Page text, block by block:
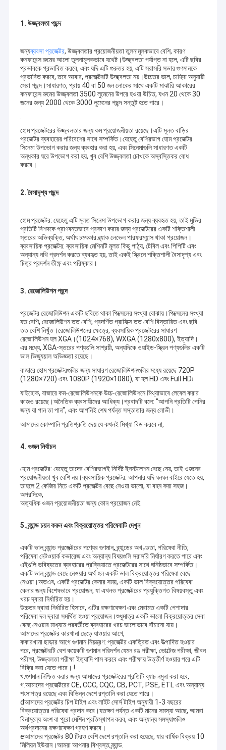
বাড়ি
পণ্য
আমাদের সম্পর্কে
কারখানা ভ্রমণ
মান নিয়ন্ত্রণ
যোগাযোগ করুন
খবর
মামলা
1. উজ্জ্বলতা পছন্দ
জন্যব্যবসা প্রজেক্টর, উজ্জ্বলতার প্রয়োজনীয়তা তুলনামূলকভাবে বেশি, কারণ
কনফারেন্স রুমের আলো তুলনামূলকভাবে যথেষ্ট।উজ্জ্বলতা পর্যাপ্ত না হলে, এটি ছবির
প্রভাবকে প্রভাবিত করবে, এবং যদি এটি গুরুতর হয়, এটি সরাসরি সভার গুণমানকে
প্রভাবিত করবে, তবে আবার, প্রজেক্টরটি উজ্জ্বলতা নয়।উচ্চতর ভাল, চাহিদা অনুযায়ী
সেরা পছন্দ।সাধারণত, প্রায় 40 বা 50 জন লোকের সাথে একটি মাঝারি আকারের
কনফারেন্স রুমের উজ্জ্বলতা 3500 লুমেনের উপরে হওয়া উচিত, যখন 20 থেকে 30
জনের জন্য 2000 থেকে 3000 লুমেনের পছন্দ সন্তুষ্ট হতে পারে।
হোম প্রজেক্টরের উজ্জ্বলতার জন্য কম প্রয়োজনীয়তা রয়েছে।এটি মূলত বাড়ির
প্রজেক্টর ব্যবহারের পরিবেশের সাথে সম্পর্কিত।যেহেতু বেশিরভাগ হোম প্রজেক্টর
সিনেমা উপভোগ করার জন্য ব্যবহার করা হয়, এবং সিনেমাগুলি সাধারণত একটি
অন্ধকার ঘরে উপভোগ করা হয়, খুব বেশি উজ্জ্বলতা চোখকে অস্বস্তিকর বোধ
করবে।
2. বৈসাদৃশ্য পছন্দ
হোম প্রজেক্টর: যেহেতু এটি মূলত সিনেমা উপভোগ করার জন্য ব্যবহৃত হয়, তাই মুভির
প্রতিটি বিশদকে প্রাণবন্তভাবে প্রকাশ করার জন্য প্রজেক্টরের একটি শক্তিশালী
স্তরের অভিব্যক্তি, অর্থাৎ চমৎকার ব্ল্যাক লেভেল পারফরম্যান্স থাকা প্রয়োজন।
ব্যবসায়িক প্রজেক্টর: ব্যবসায়িক মেশিনটি মূলত কিছু পাঠ্য, টেবিল এবং পিপিটি এবং
অন্যান্য নথি প্রদর্শন করতে ব্যবহৃত হয়, তাই একই স্ক্রিনে শক্তিশালী বৈসাদৃশ্য এবং
চিত্র প্রদর্শন তীক্ষ্ণ এবং পরিষ্কার।
3. রেজোলিউশন পছন্দ
প্রজেক্টর রেজোলিউশন একটি ছবিতে থাকা পিক্সেলের সংখ্যা বোঝায়।পিক্সেলের সংখ্যা
যত বেশি, রেজোলিউশন তত বেশি, প্রদর্শিত গ্রাফিক্স তত বেশি বিস্তারিত এবং ছবি
তত বেশি নিখুঁত।রেজোলিউশনের ক্ষেত্রে, ব্যবসায়িক প্রজেক্টরের সাধারণ
রেজোলিউশন হল XGA।(1024×768), WXGA (1280x800), ইত্যাদি।
এর মধ্যে, XGA-স্তরের পণ্যগুলি সাশ্রয়ী, অন্যদিকে ওয়াইড-স্ক্রিন পণ্যগুলির একটি
ভাল ভিজ্যুয়াল অভিজ্ঞতা রয়েছে।
বাজারে হোম প্রজেক্টরগুলির জন্য সাধারণ রেজোলিউশনগুলির মধ্যে রয়েছে 720P
(1280×720) এবং 1080P (1920×1080), যা হল HD এবং Full HD৷
যাইহোক, বাজারে কম-রেজোলিউশনকে উচ্চ-রেজোলিউশনে মিথ্যাভাবে লেবেল করার
কাজও রয়েছে।অনৈতিক ব্যবসায়ীদের আধিক্য।প্রবাদটি বলে: "আপনি প্রতিটি পেনির
জন্য যা পান তা পান", এবং আপনিই শেষ পর্যন্ত সস্তাতার জন্য লোভী।
আমাদের কোম্পানি প্রতিশ্রুতি দেয় যে কখনই মিথ্যা বিড করবে না,
4. ওজন নির্বাচন
হোম প্রজেক্টর: যেহেতু তাদের বেশিরভাগই নির্দিষ্ট ইনস্টলেশন বেছে নেয়, তাই ওজনের
প্রয়োজনীয়তা খুব বেশি নয়।ব্যবসায়িক প্রজেক্টর: আপনার যদি ঘনঘন বাইরে যেতে হয়,
তাহলে 2 কেজির নিচে একটি প্রজেক্টর বেছে নেওয়া ভালো, যা বহন করা সহজ।
অপরদিকে,
অত্যধিক ওজন প্রয়োজনীয়তা জন্য কোন প্রয়োজন নেই.
5. ব্র্যান্ড চয়ন করুন এবং বিক্রয়োত্তর পরিষেবাটি দেখুন
একটি ভাল ব্র্যান্ড প্রজেক্টরের পণ্যের গুণমান, ব্র্যান্ডের অখণ্ডতা, পরিষেবা নীতি,
পরিষেবা নেটওয়ার্ক কভারেজ এবং অন্যান্য বিষয়গুলি সরাসরি নির্ধারণ করতে পারে এবং
এইগুলি ভবিষ্যতের ব্যবহারের প্রক্রিয়াতে প্রজেক্টরের সাথে ঘনিষ্ঠভাবে সম্পর্কিত।
একটি ভাল ব্র্যান্ড বেছে নেওয়ার অর্থ হল একটি ভাল বিক্রয়োত্তর পরিষেবা বেছে
নেওয়া।অতএব, একটি প্রজেক্টর কেনার সময়, একটি ভাল বিক্রয়োত্তর পরিষেবা
কেনার জন্য বিশেষভাবে প্রয়োজন, যা এখনও প্রজেক্টরের প্রযুক্তিগত বিষয়বস্তু এবং
খরচ দ্বারা নির্ধারিত হয়।
উচ্চতর দ্বারা নির্ধারিত হিসাবে, এটির রক্ষণাবেক্ষণ এবং মেরামত একটি পেশাদার
পরিষেবা দল দ্বারা সমর্থিত হওয়া প্রয়োজন।শুধুমাত্র একটি ভালো বিক্রয়োত্তর সেবা
বেছে নেওয়ার মাধ্যমে পরবর্তীতে ব্যবহারের খরচ ভালোভাবে বাঁচানো যায়।
আমাদের প্রজেক্টর কারখানা ছেড়ে যাওয়ার আগে,
ককারখানা ছাড়ার আগে গুণমান নিয়ন্ত্রণ: প্রজেক্টর একত্রিত এবং উত্পাদিত হওয়ার
পরে, প্রজেক্টরটি বেশ কয়েকটি গুণমান পরিদর্শন যেমন রঙ পরীক্ষা, ভোল্টেজ পরীক্ষা, জীবন
পরীক্ষা, উজ্জ্বলতা পরীক্ষা ইত্যাদি পাস করবে এবং পরীক্ষায় উত্তীর্ণ হওয়ার পরে এটি
বিক্রি করা যেতে পারে। !
খ.গুণমান নিশ্চিত করার জন্য আমাদের প্রজেক্টরের প্রতিটি ব্যাচ নমুনা করা হবে,
গ.আমাদের প্রজেক্টরের CE, CCC, CQC, CB, PCT, PSE, ETL এবং অন্যান্য
শংসাপত্র রয়েছে এবং বিভিন্ন দেশে রপ্তানি করা যেতে পারে।
dআমাদের প্রজেক্টর চিপ টাইপ এবং লাইট সোর্স টাইপ অনুযায়ী 1-3 বছরের
বিক্রয়োত্তর পরিষেবা প্রদান করে।যতক্ষণ পর্যন্ত একটি মানের সমস্যা আছে, আমরা
বিনামূল্যে অংশ বা পুরো মেশিন প্রতিস্থাপন করব, এবং অন্যান্য সমস্যাগুলিও
অর্থপ্রদানের রক্ষণাবেক্ষণ গ্রহণ করবে।
eআমাদের প্রজেক্টর 80 টিরও বেশি দেশে রপ্তানি করা হয়েছে, যার বার্ষিক বিক্রয় 10
মিলিয়ন ইউয়ান।আমরা আপনার বিশ্বস্ত ব্র্যান্ড.
Shenzhen Flyin প্রযুক্তি কোং, লিমিটেডএকটি আধুনিক উচ্চ প্রযুক্তির
উদ্যোগ। পণ্য উন্নয়ন, উত্পাদন এবং বিক্রয় সঙ্গে একীভূত করা. আমাদের কোম্পানিটি
ডিসেম্বর 2013 সালে প্রতিষ্ঠিত হয়েছিল এবং একই বছরে FLYIN ব্র্যান্ডটি
সফলভাবে নিবন্ধিত হয়েছিল। ডিসেম্বর 2013 সালে, আমাদের কোম্পানি
গুয়াংডংয়ের শেনজেনে তার নিজস্ব কারখানা স্থাপন করে। সময়ের প্রবণতা এবং
গ্রাহকদের চাহিদার উপর ভিত্তি করে, আমাদের কোম্পানি মূল প্রযুক্তির উদ্ভাবন
এবং বিকাশের উপর দৃষ্টি নিবদ্ধ করে, যাতে ইতিমধ্যেই স্বাধীনভাবে লেজার লাইট
সোর্স সিরিজ প্রজেক্টর সহ 3LCD ডিসপ্লে প্রযুক্তি এবং LED লাইট সোর্স সিরিজ
প্রজেক্টর সহ DLP ডিসপ্লে প্রযুক্তি তৈরি করা হয়েছে।